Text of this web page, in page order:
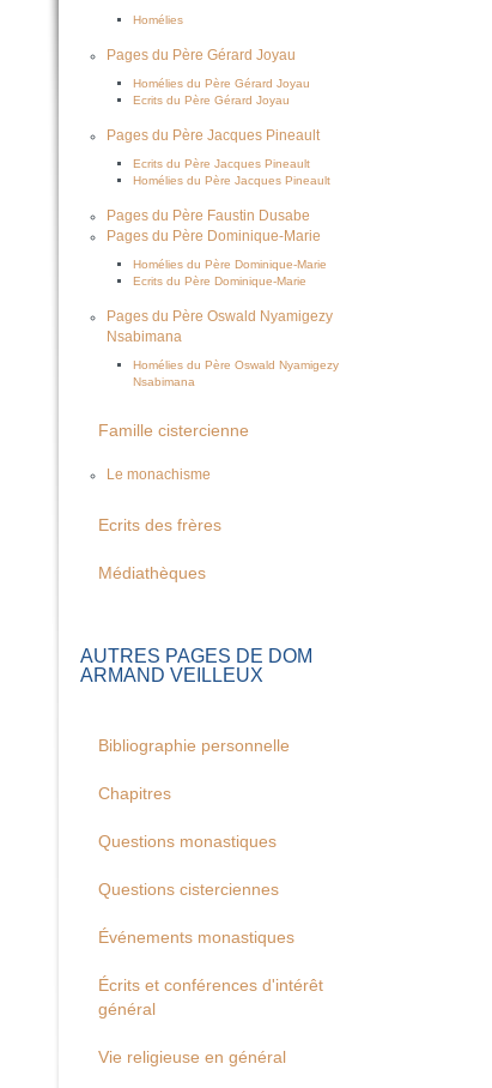
Homélies
Pages du Père Gérard Joyau
Homélies du Père Gérard Joyau
Ecrits du Père Gérard Joyau
Pages du Père Jacques Pineault
Ecrits du Père Jacques Pineault
Homélies du Père Jacques Pineault
Pages du Père Faustin Dusabe
Pages du Père Dominique-Marie
Homélies du Père Dominique-Marie
Ecrits du Père Dominique-Marie
Pages du Père Oswald Nyamigezy
Nsabimana
Homélies du Père Oswald Nyamigezy
Nsabimana
Famille cistercienne
Le monachisme
Ecrits des frères
Médiathèques
AUTRES PAGES DE DOM
ARMAND VEILLEUX
Bibliographie personnelle
Chapitres
Questions monastiques
Questions cisterciennes
Événements monastiques
Écrits et conférences d'intérêt
général
Vie religieuse en général